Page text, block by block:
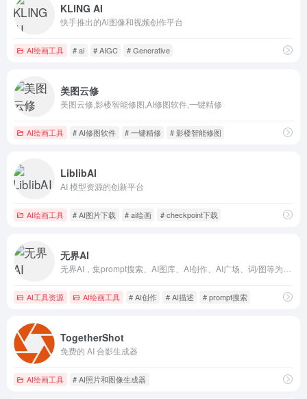
KLING AI
快手推出的Al图像和视频创作平台
AI绘画工具 # ai # AIGC # Generative
美图云修
美图云修,影楼智能修图,AI修图软件,一键精修
AI绘画工具 # AI修图软件 # 一键精修 # 影楼智能修图
LiblibAI
AI 模型资源的创新平台
AI绘画工具 # AI图片下载 # ai绘画 # checkpoint下载
无界AI
AI工具资源 AI绘画工具 # AI创作 # AI描述 # prompt搜索
TogetherShot
免费的 AI 合影生成器
AI绘画工具 # AI照片和图像生成器